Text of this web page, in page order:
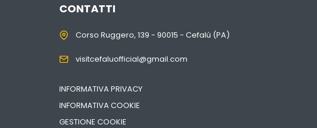
CONTATTI
Corso Ruggero, 139 - 90015 - Cefalù (PA)
visitcefaluofficial@gmail.com
INFORMATIVA PRIVACY
INFORMATIVA COOKIE
GESTIONE COOKIE